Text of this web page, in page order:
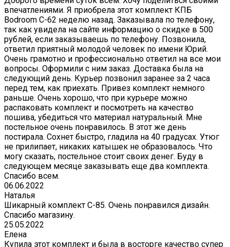
впечатлениями. Я приобрела этот комплект КПБ
Bodroom C-62 неделю назад. Заказывала по телефону,
так как увидела на сайте информацию о скидке в 500
рублей, если заказываешь по телефону. Позвонила,
ответил приятный молодой человек по имени Юрий.
Очень грамотно и профессионально ответил на все мои
вопросы. Оформили с ним заказ. Доставка была на
следующий день. Курьер позвонил заранее за 2 часа
перед тем, как приехать. Привез комплект немного
раньше. Очень хорошо, что при курьере можно
распаковать комплект и посмотреть на качество
пошива, убедиться что материал натуральный. Мне
постельное очень понравилось. В этот же день
постирала. Сохнет быстро, гладила на 40 градусах. Утюг
не прилипает, никаких катышек не образовалось. Что
могу сказать, постельное стоит своих денег. Буду в
следующем месяце заказывать еще два комплекта.
Спасибо всем.
06.06.2022
Наталья
Шикарный комплект C-85. Очень понравился дизайн.
Спасибо магазину.
25.05.2022
Елена
Купила этот комплект и была в восторге качество супер